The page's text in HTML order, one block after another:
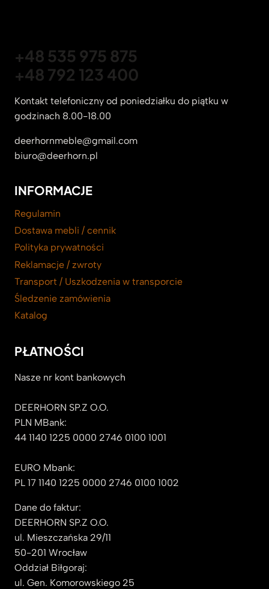
+48 535 975 875
+48 792 123 400
Kontakt telefoniczny od poniedziałku do piątku w
godzinach 8.00-18.00
deerhornmeble@gmail.com
biuro@deerhorn.pl
INFORMACJE
Regulamin
Dostawa mebli / cennik
Polityka prywatności
Reklamacje / zwroty
Transport / Uszkodzenia w transporcie
Śledzenie zamówienia
Katalog
PŁATNOŚCI
Nasze nr kont bankowych
DEERHORN SP.Z O.O.
PLN MBank:
44 1140 1225 0000 2746 0100 1001
EURO Mbank:
PL 17 1140 1225 0000 2746 0100 1002
Dane do faktur:
DEERHORN SP.Z O.O.
ul. Mieszczańska 29/11
50-201 Wrocław
Oddział Biłgoraj:
ul. Gen. Komorowskiego 25